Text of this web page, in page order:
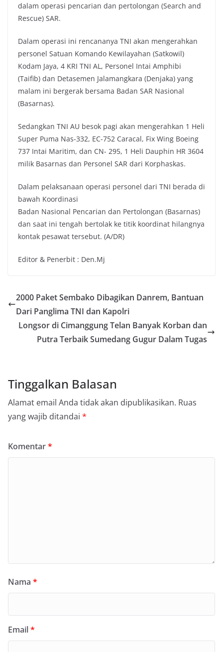
dalam operasi pencarian dan pertolongan (Search and
Rescue) SAR.
Dalam operasi ini rencananya TNI akan mengerahkan
personel Satuan Komando Kewilayahan (Satkowil)
Kodam Jaya, 4 KRI TNI AL, Personel Intai Amphibi
(Taifib) dan Detasemen Jalamangkara (Denjaka) yang
malam ini bergerak bersama Badan SAR Nasional
(Basarnas).
Sedangkan TNI AU besok pagi akan mengerahkan 1 Heli
Super Puma Nas-332, EC-752 Caracal, Fix Wing Boeing
737 Intai Maritim, dan CN- 295, 1 Heli Dauphin HR 3604
milik Basarnas dan Personel SAR dari Korphaskas.
Dalam pelaksanaan operasi personel dari TNI berada di
bawah Koordinasi
Badan Nasional Pencarian dan Pertolongan (Basarnas)
dan saat ini tengah bertolak ke titik koordinat hilangnya
kontak pesawat tersebut. (A/DR)
Editor & Penerbit : Den.Mj
2000 Paket Sembako Dibagikan Danrem, Bantuan
Dari Panglima TNI dan Kapolri
Longsor di Cimanggung Telan Banyak Korban dan
Putra Terbaik Sumedang Gugur Dalam Tugas
Tinggalkan Balasan
Alamat email Anda tidak akan dipublikasikan. Ruas
yang wajib ditandai *
Komentar*
Nama *
Email*